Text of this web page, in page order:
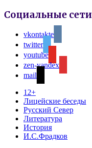
Социальные сети
vkontakte
twitter
youtube
zen-yandex
mail
12+
Лицейские беседы
Русский Север
Литература
История
И.С.Фрадков